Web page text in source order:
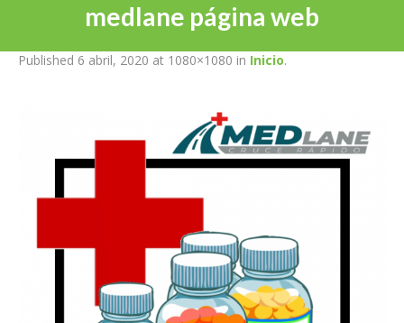
medlane página web
Published 6 abril, 2020 at 1080×1080 in Inicio.